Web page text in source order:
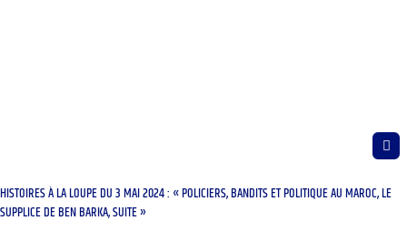
HISTOIRES À LA LOUPE DU 3 MAI 2024 : « POLICIERS, BANDITS ET POLITIQUE AU MAROC, LE
SUPPLICE DE BEN BARKA, SUITE »